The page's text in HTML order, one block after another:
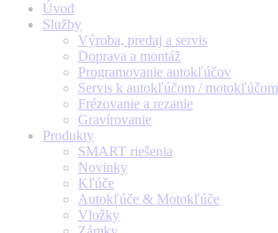
Úvod
Služby
Výroba, predaj a servis
Doprava a montáž
Programovanie autokľúčov
Servis k autokľúčom / motokľúčom
Frézovanie a rezanie
Gravírovanie
Produkty
SMART riešenia
Novinky
Kľúče
Autokľúče & Motokľúče
Vložky